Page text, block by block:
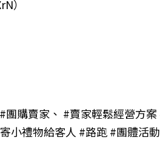
）
#團購賣家 、 #賣家輕鬆經營方案
小禮物給客人 #路跑#團體活